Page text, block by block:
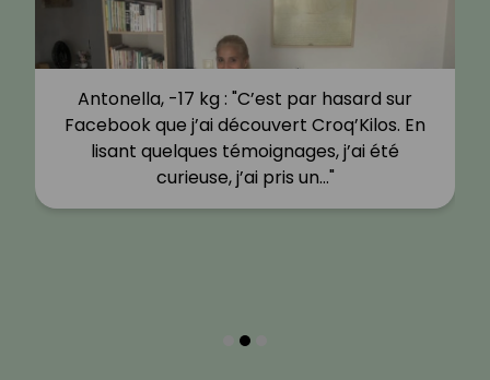
Antonella, -17 kg : "C’est par hasard sur
Facebook que j’ai découvert Croq’Kilos. En
lisant quelques témoignages, j’ai été
curieuse, j’ai pris un…"